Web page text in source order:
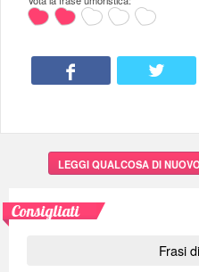
LEGGI QUALCOSA DI
Consigliati
Frasi